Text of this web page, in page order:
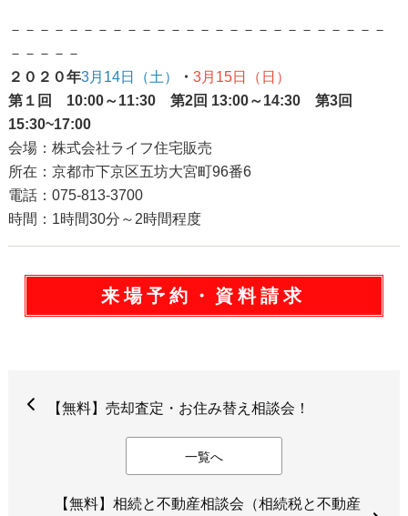
－－－－－－－－－－－－－－－－－－－－－－－－－－
－－－－－
２０２０年3月14日（土） ・ 3月15日（日）
第１回 10:00～11:30 第2回 13:00～14:30 第3回
15:30~17:00
会場：株式会社ライフ住宅販売
所在：京都市下京区五坊大宮町96番6
電話：075-813-3700
時間：1時間30分～2時間程度
来場予約・資料請求
【無料】売却査定・お住み替え相談会！
一覧へ
【無料】相続と不動産相談会（相続税と不動産